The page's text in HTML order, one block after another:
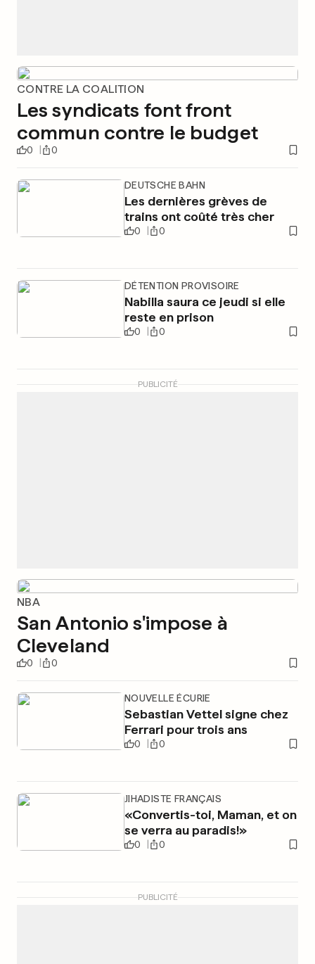
CONTRE LA COALITION
Les syndicats font front
commun contre le budget
0 0
DEUTSCHE BAHN
Les dernières grèves de
trains ont coûté très cher
0 0
DÉTENTION PROVISOIRE
Nabilla saura ce jeudi si elle
reste en prison
0 0
PUBLICITÉ
NBA
San Antonio s'impose à
Cleveland
0 0
NOUVELLE ÉCURIE
Sebastian Vettel signe chez
Ferrari pour trois ans
0 0
JIHADISTE FRANÇAIS
«Convertis-toi, Maman, et on
se verra au paradis!»
0 0
PUBLICITÉ